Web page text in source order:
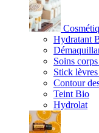
Hydratant
Soins
Stick
Contour
Teint Bio
Hydrolat